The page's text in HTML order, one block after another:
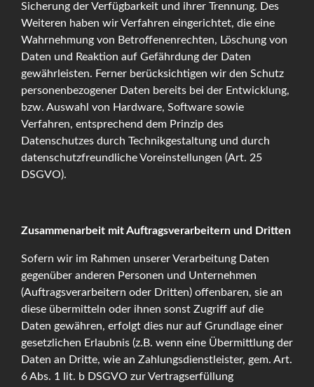
Sicherung der Verfügbarkeit und ihrer Trennung. Des
Weiteren haben wir Verfahren eingerichtet, die eine
Wahrnehmung von Betroffenenrechten, Löschung von
Daten und Reaktion auf Gefährdung der Daten
gewährleisten. Ferner berücksichtigen wir den Schutz
personenbezogener Daten bereits bei der Entwicklung,
bzw. Auswahl von Hardware, Software sowie
Verfahren, entsprechend dem Prinzip des
Datenschutzes durch Technikgestaltung und durch
datenschutzfreundliche Voreinstellungen (Art. 25
DSGVO).
Zusammenarbeit mit Auftragsverarbeitern und Dritten
Sofern wir im Rahmen unserer Verarbeitung Daten
gegenüber anderen Personen und Unternehmen
(Auftragsverarbeitern oder Dritten) offenbaren, sie an
diese übermitteln oder ihnen sonst Zugriff auf die
Daten gewähren, erfolgt dies nur auf Grundlage einer
gesetzlichen Erlaubnis (z.B. wenn eine Übermittlung der
Daten an Dritte, wie an Zahlungsdienstleister, gem. Art.
6 Abs. 1 lit. b DSGVO zur Vertragserfüllung